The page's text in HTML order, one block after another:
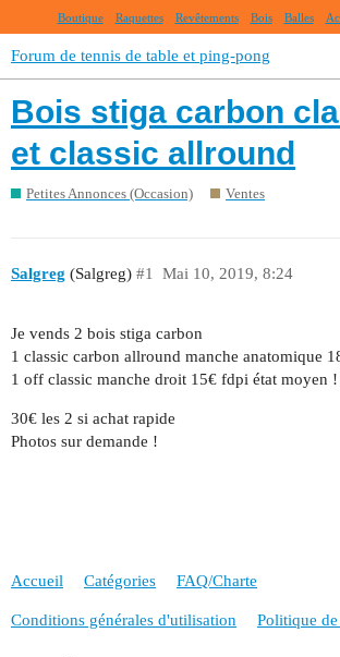
Boutique Raquettes Revêtements Bois Balles
Forum de tennis de table et ping-pong
Bois stiga carbon
et classic allround
Petites Annonces (Occasion) Ventes
Salgreg (Salgreg) Mai 10, 2019, 8:24
#1
Je vends 2 bois stiga carbon
1 classic carbon allround manche anatomique
1 off classic manche droit 15€ fdpi état moyen !
30€ les 2 si achat rapide
Photos sur demande !
Accueil Catégories FAQ/Charte
Conditions générales d'utilisation Politique